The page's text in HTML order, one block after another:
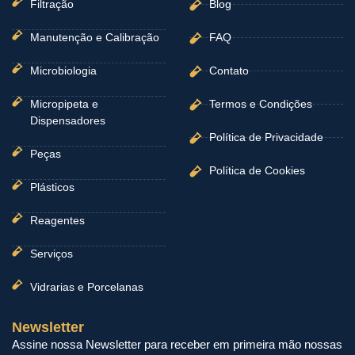
Filtração
Manutenção e Calibração
Microbiologia
Micropipeta e
Dispensadores
Peças
Plásticos
Reagentes
Serviços
Vidrarias e Porcelanas
Blog
FAQ
Contato
Termos e Condições
Política de Privacidade
Política de Cookies
Newsletter
Assine nossa Newsletter para receber em primeira mão nossas